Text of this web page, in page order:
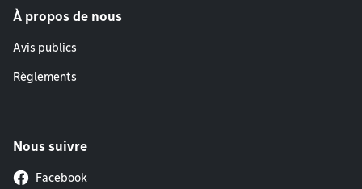
À propos de nous
Avis publics
Règlements
Nous suivre
Facebook